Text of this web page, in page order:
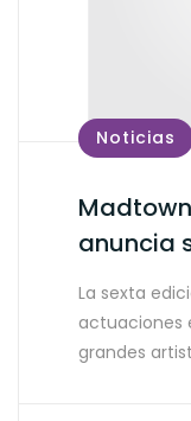
Noticias
anuncia
La sexta
actuaciones
grandes